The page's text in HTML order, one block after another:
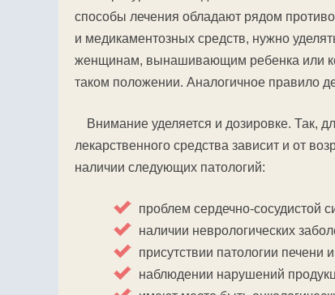
способы лечения обладают рядом
и медикаментозных средств, нужно
женщинам, вынашивающим ребенка или
таком положении. Аналогичное правило
Внимание уделяется и дозировке. Так,
лекарственного средства зависит и от
наличии следующих патологий:
проблем сердечно-сосудистой
наличии неврологических
присутствии патологии печени
наблюдении нарушений